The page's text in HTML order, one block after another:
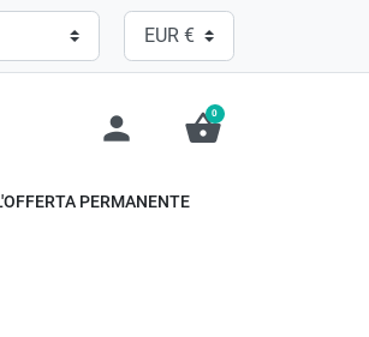
person shopping_basket
0
PERMANENTE